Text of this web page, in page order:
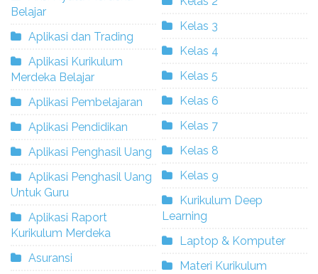
Belajar
Aplikasi dan Trading
Aplikasi Kurikulum
Merdeka Belajar
Aplikasi Pembelajaran
Aplikasi Pendidikan
Aplikasi Penghasil Uang
Aplikasi Penghasil Uang
Untuk Guru
Aplikasi Raport
Kurikulum Merdeka
Asuransi
Kelas 3
Kelas 4
Kelas 5
Kelas 6
Kelas 7
Kelas 8
Kelas 9
Kurikulum Deep
Learning
Laptop & Komputer
Materi Kurikulum